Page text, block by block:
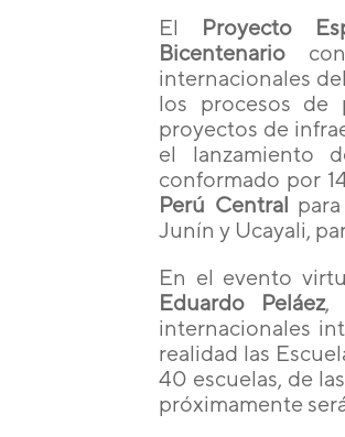
El Proyecto
Bicentenario
internacionales
los procesos de
proyectos de
el lanzamiento
conformado por
Perú Central
Junín y Ucayali,
En el evento
Eduardo Peláez,
internacionales
realidad las
40 escuelas, de
próximamente